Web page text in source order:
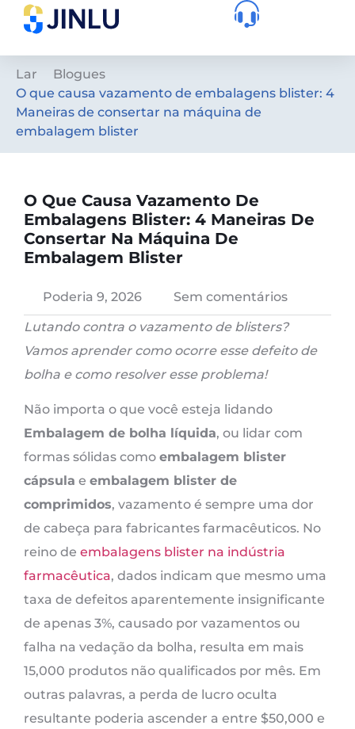
Lar
Blogues
O que causa vazamento de embalagens blister: 4
Maneiras de consertar na máquina de
embalagem blister
O Que Causa Vazamento De
Embalagens Blister: 4 Maneiras De
Consertar Na Máquina De
Embalagem Blister
Poderia 9, 2026
Sem comentários
Lutando contra o vazamento de blisters?
Vamos aprender como ocorre esse defeito de
bolha e como resolver esse problema!
Não importa o que você esteja lidando
Embalagem de bolha líquida, ou lidar com
formas sólidas como embalagem blister
cápsula e embalagem blister de
comprimidos, vazamento é sempre uma dor
de cabeça para fabricantes farmacêuticos. No
reino de embalagens blister na indústria
farmacêutica, dados indicam que mesmo uma
taxa de defeitos aparentemente insignificante
de apenas 3%, causado por vazamentos ou
falha na vedação da bolha, resulta em mais
15,000 produtos não qualificados por mês. Em
outras palavras, a perda de lucro oculta
resultante poderia ascender a entre $50,000 e